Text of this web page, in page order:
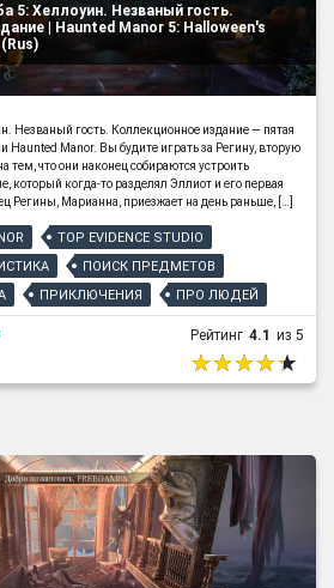
5: Хеллоуин. Незваный гость.
| Haunted Manor 5: Halloween's
Незваный гость. Коллекционное издание — пятая
Haunted Manor. Вы будите играть за Регину, вторую
тем, что они наконец собираются устроить
который когда-то разделял Эллиот и его первая
Регины, Марианна, приезжает на день раньше, […]
TOP EVIDENCE STUDIO
ПОИСК ПРЕДМЕТОВ
ПРИКЛЮЧЕНИЯ ПРО ЛЮДЕЙ
Рейтинг 4.1 из 5